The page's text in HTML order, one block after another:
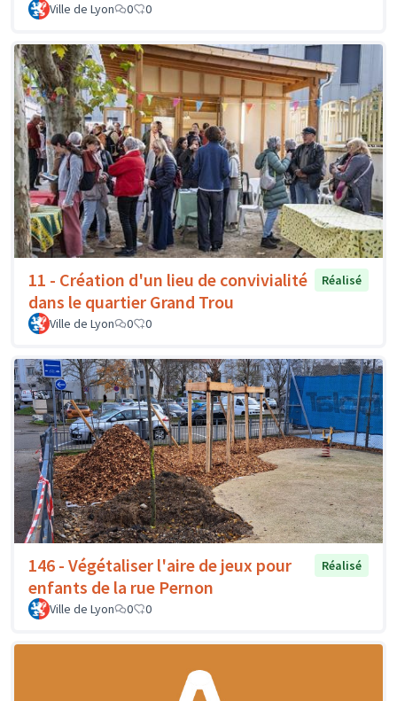
Ville de Lyon 0 0
11 - Création d'un lieu de convivialité
dans le quartier Grand Trou
Réalisé
Ville de Lyon 0 0
146 - Végétaliser l'aire de jeux pour
enfants de la rue Pernon
Réalisé
Ville de Lyon 0 0